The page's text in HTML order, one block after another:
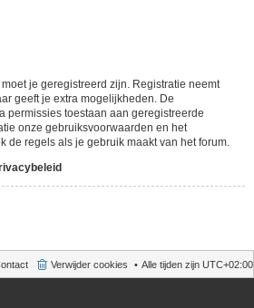
je geregistreerd zijn. Registratie neemt
geeft je extra mogelijkheden. De
permissies toestaan aan geregistreerde
onze gebruiksvoorwaarden en het
de regels als je gebruik maakt van het forum.
Alle tijden zijn UTC+02:00
Verwijder cookies